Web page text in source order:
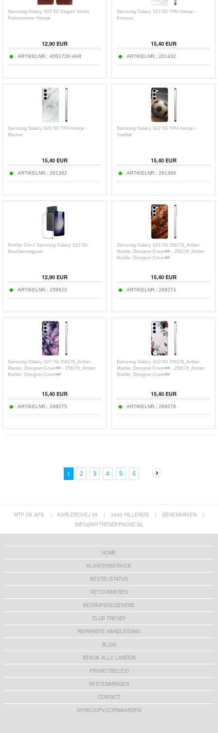
Samsung Galaxy S23 5G Elegant Series
Portemonnee Hoesje
12,90EUR
ARTIKELNR.: 4001736-VAR
Samsung Galaxy S23 5G TPU-hoesje -
Kompas
15,40EUR
ARTIKELNR.: 261432
Samsung Galaxy S23 5G TPU-hoesje -
Marmer
15,40EUR
ARTIKELNR.: 261362
Samsung Galaxy S23 5G TPU-hoesje -
Voetbal
15,40EUR
ARTIKELNR.: 261366
Northjo 3-in-1 Samsung Galaxy S23 5G
Beschermingsset
12,90EUR
ARTIKELNR.: 259620
Samsung Galaxy S23 5G 256178_Amber
Marble; Designer-Cover## - 256178_Amber
Marble; Designer-Cover##
15,40EUR
ARTIKELNR.: 268274
Samsung Galaxy S23 5G 256178_Amber
Marble; Designer-Cover## - 256178_Amber
Marble; Designer-Cover##
15,40EUR
ARTIKELNR.: 268275
Samsung Galaxy S23 5G 256178_Amber
Marble; Designer-Cover## - 256178_Amber
Marble; Designer-Cover##
15,40EUR
ARTIKELNR.: 268276
1 2 3 4 5 6
MTP DK APS | KARLEBOVEJ 59 | 3400 HILLERØD | DENEMARKEN
|
INFO@MYTRENDYPHONE.NL
HOME
KLANTENSERVICE
BESTELSTATUS
RETOURNEREN
BEDRIJFSGEGEVENS
CLUB TRENDY
REPARATIE HANDLEIDING
BLOG
BEKIJK ALLE LANDEN
PRIVACYBELEID
BESTEMMINGEN
CONTACT
VERKOOPVOORWAARDEN